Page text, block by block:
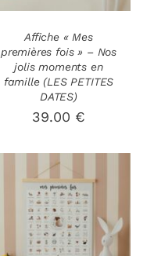
Affiche « Mes
premières fois » – Nos
jolis moments en
famille (LES PETITES
DATES)
39.00 €
AJOUTER AU
PANIER
/
DÉTAILS